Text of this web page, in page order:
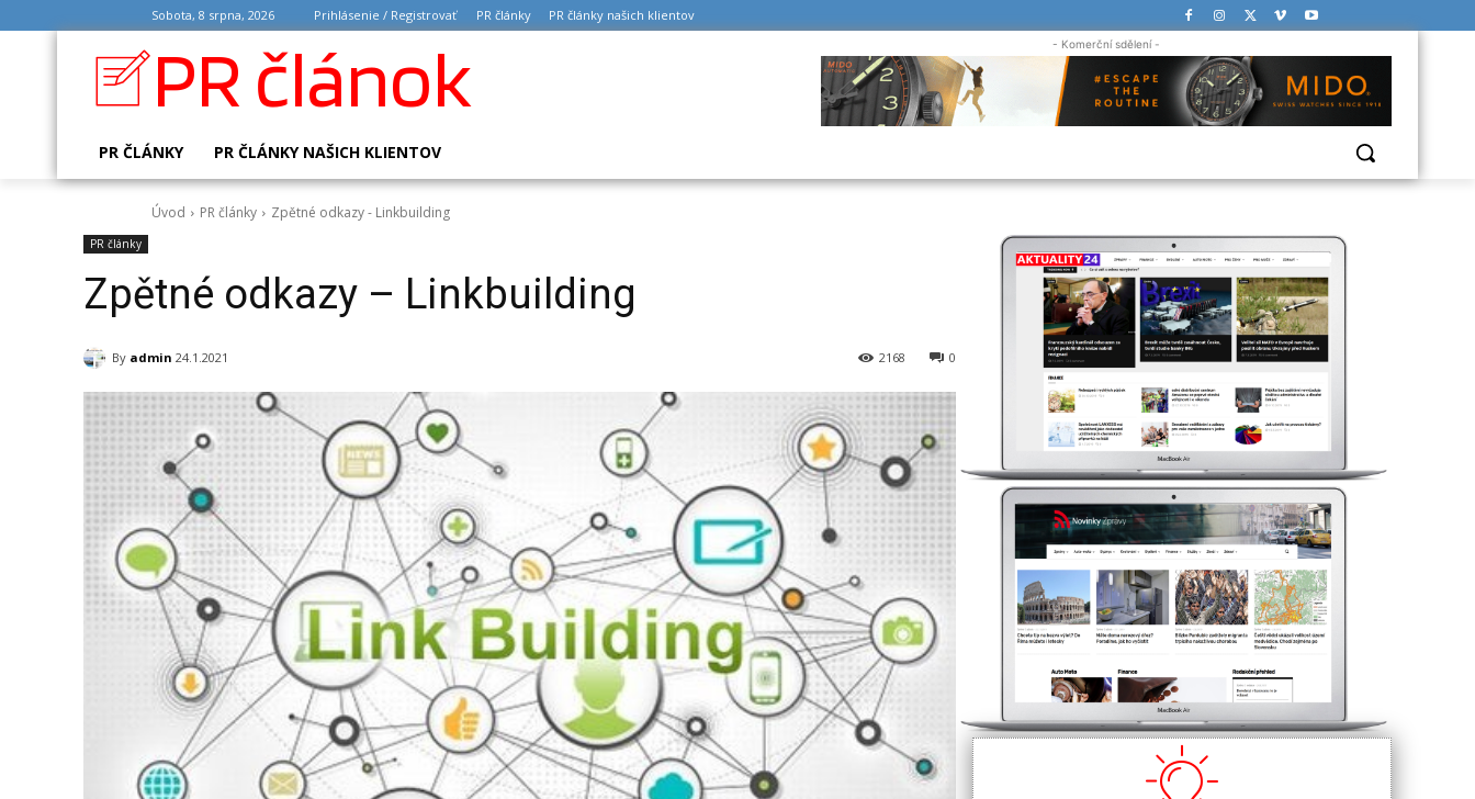
Sobota, 8 srpna, 2026 Prihlásenie / Registrovať PR články PR články našich klientov
PR článok - Komerční sdělení -
PR ČLÁNKY PR ČLÁNKY NAŠICH KLIENTOV
Úvod PR články Zpětné odkazy - Linkbuilding
PR články
Zpětné odkazy – Linkbuilding
By admin 24.1.2021 0
2168